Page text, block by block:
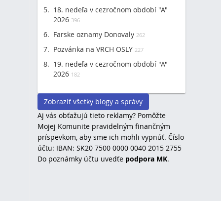
18. nedeľa v cezročnom období "A"
2026 396
Farske oznamy Donovaly 262
Pozvánka na VRCH OSLY 227
19. nedeľa v cezročnom období "A"
2026 182
Zobraziť všetky blogy a správy
Aj vás obťažujú tieto reklamy? Pomôžte
Mojej Komunite pravidelným finančným
príspevkom, aby sme ich mohli vypnúť. Číslo
účtu: IBAN: SK20 7500 0000 0040 2015 2755
Do poznámky účtu uvedťe podpora MK.